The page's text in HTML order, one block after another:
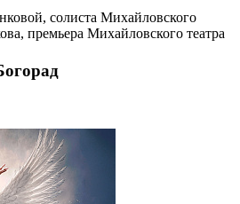
солиста Михайловского
премьера Михайловского театра